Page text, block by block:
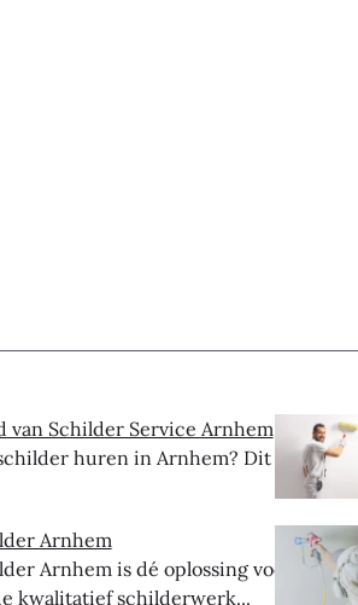
van Schilder Service Arnhem
huren in Arnhem? Dit is
Arnhem
Arnhem is dé oplossing voor
kwalitatief schilderwerk...